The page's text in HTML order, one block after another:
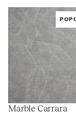
Marble Carrara